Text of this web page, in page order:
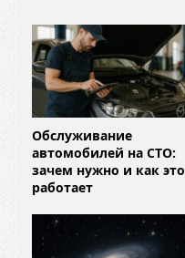
Обслуживание
автомобилей на СТО:
зачем нужно и как это
работает